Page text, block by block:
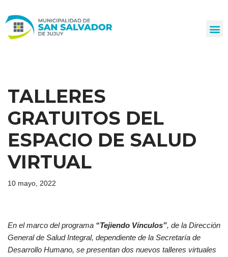
al
TALLERES
GRATUITOS DEL
ESPACIO DE SALUD
VIRTUAL
10 mayo, 2022
En el marco del programa “Tejiendo Vínculos”, de la Dirección
General de Salud Integral, dependiente de la Secretaría de
Desarrollo Humano, se presentan dos nuevos talleres virtuales